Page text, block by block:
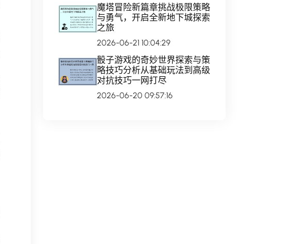
魔塔冒险新篇章挑战极限策略
与勇气，开启全新地下城探索
之旅
2026-06-21 10:04:29
骰子游戏的奇妙世界探索与策
略技巧分析从基础玩法到高级
对抗技巧一网打尽
2026-06-20 09:57:16